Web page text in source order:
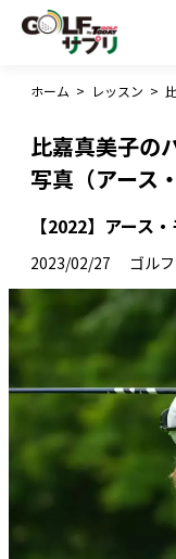
ホーム > レッスン >
比嘉真美子の
写真（アース
【2022】アース
2023/02/27 ゴル